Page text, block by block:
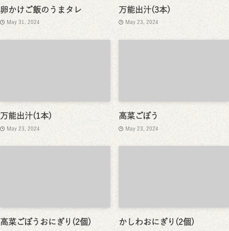
卵かけご飯のうまタレ
May 31, 2024
万能出汁(3本)
May 23, 2024
万能出汁(1本)
May 23, 2024
高菜ごぼう
May 23, 2024
高菜ごぼうおにぎり(2個) かしわおにぎり(2個)